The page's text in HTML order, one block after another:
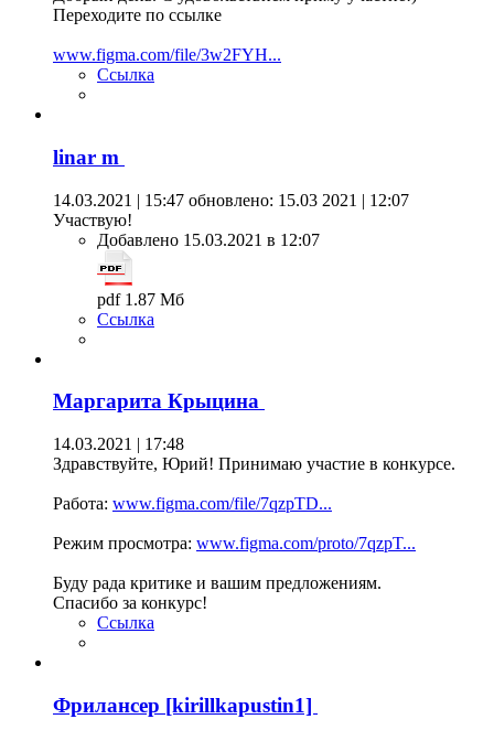
Переходите по ссылке
www.figma.com/file/3w2FYH...
Ссылка
linar m
14.03.2021 | 15:47 обновлено: 15.03 2021 | 12:07
Участвую!
Добавлено 15.03.2021 в 12:07
pdf 1.87 Мб
Ссылка
Маргарита Крыцина
14.03.2021 | 17:48
Здравствуйте, Юрий! Принимаю участие в конкурсе.
Работа: www.figma.com/file/7qzpTD...
Режим просмотра: www.figma.com/proto/7qzpT...
Буду рада критике и вашим предложениям.
Спасибо за конкурс!
Ссылка
Фрилансер [kirillkapustin1]